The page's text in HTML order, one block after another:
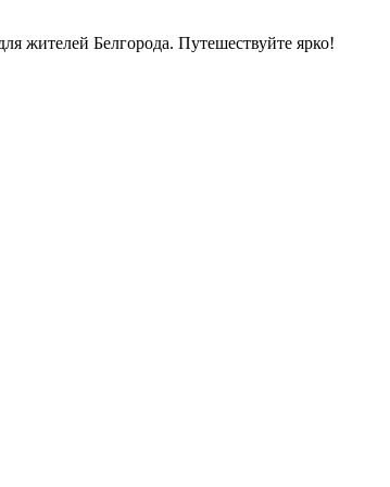
жителей Белгорода. Путешествуйте ярко!